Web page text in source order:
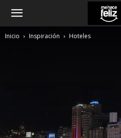
Inicio Inspiración Hoteles